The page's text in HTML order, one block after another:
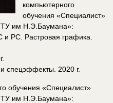
компьютерного
обучения «Специалист»
им Н.Э.Баумана»:
PC. Растровая графика.
спецэффекты. 2020 г.
обучения «Специалист»
им Н.Э.Баумана»: